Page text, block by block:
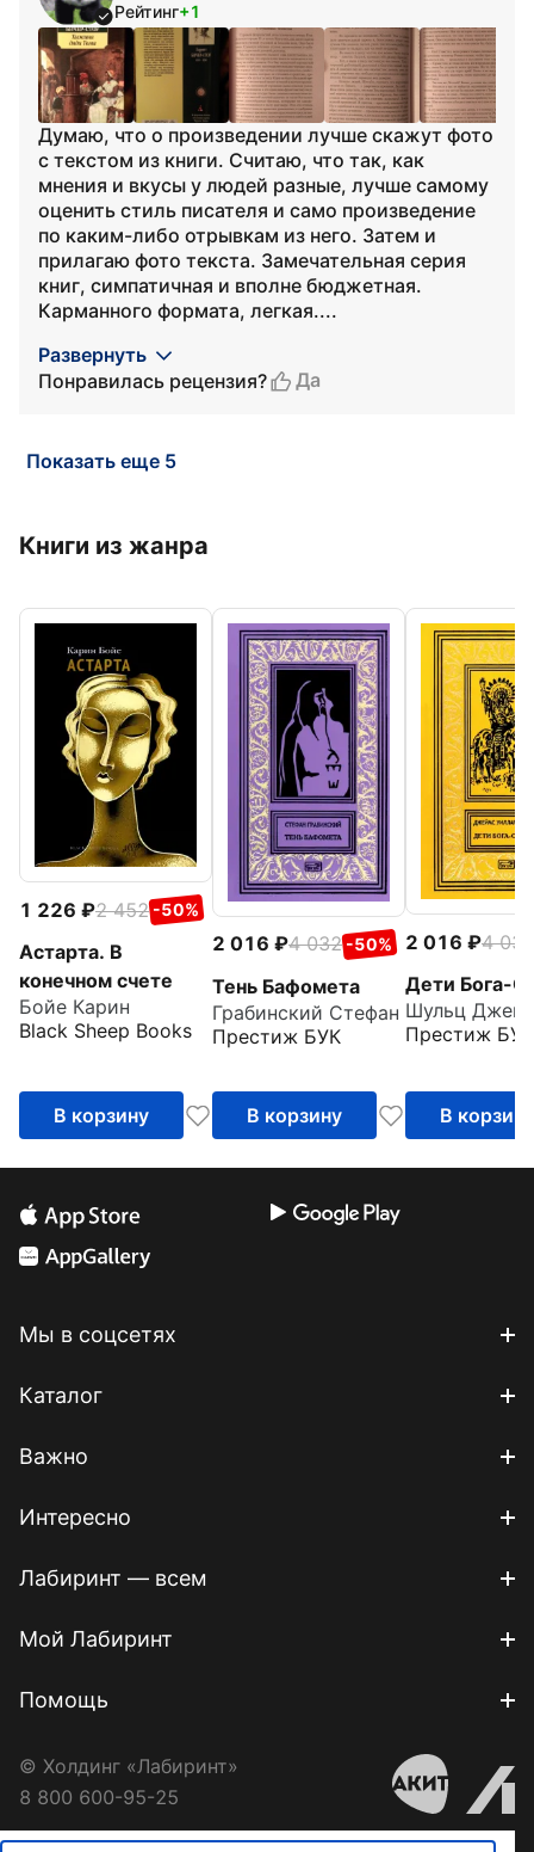
Рейтинг+1
Думаю, что о произведении лучше скажут фото
с текстом из книги. Считаю, что так, как
мнения и вкусы у людей разные, лучше самому
оценить стиль писателя и само произведение
по каким-либо отрывкам из него. Затем и
прилагаю фото текста. Замечательная серия
книг, симпатичная и вполне бюджетная.
Карманного формата, легкая....
Развернуть
Понравилась рецензия?
Да
Показать еще 5
Книги из жанра
1 226 2 452 -50%
Астарта. В
конечном счете
Бойе Карин
Black Sheep Books
В корзину
2 016 4 032 -50%
Тень Бафомета
Грабинский Стефан
Престиж БУК
В корзину
2 016
4 032
Дети Бога-
Престиж БУК
В корзину
Мы в соцсетях
Каталог
Важно
Интересно
Лабиринт — всем
Мой Лабиринт
Помощь
© Холдинг «Лабиринт»
8 800 600-95-25